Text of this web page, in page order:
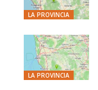
LA PROVINCIA
LA PROVINCIA